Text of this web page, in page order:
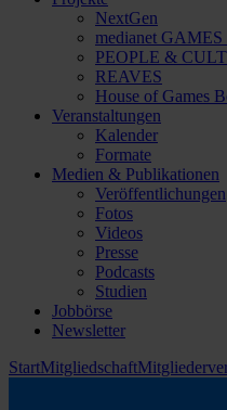
NextGen
medianet GAMES
PEOPLE &
REAVES
House of Games
Veranstaltungen
Kalender
Formate
Medien & Publikationen
Veröffentlichungen
Fotos
Videos
Presse
Podcasts
Studien
Jobbörse
Newsletter
StartMitgliedschaft